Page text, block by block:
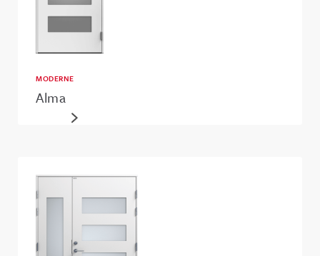
MODERNE
Alma